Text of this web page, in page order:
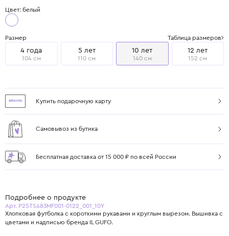
Цвет: белый
Размер Таблица размеров
4 года
104 см
5 лет
110 см
10 лет
140 см
12 лет
152 см
Купить подарочную карту
Самовывоз из бутика
Бесплатная доставка от 15 000 ₽ по всей России
Подробнее о продукте
Арт. P25TS483MF001-0122_001_10Y
Хлопковая футболка с короткими рукавами и круглым вырезом. Вышивка с
цветами и надписью бренда IL GUFO.